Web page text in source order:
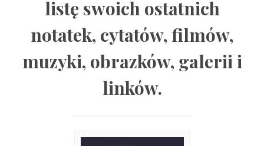
listę swoich ostatnich
notatek, cytatów, filmów,
muzyki, obrazków, galerii i
linków.